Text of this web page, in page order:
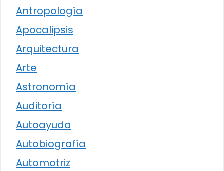
Antropología
Apocalipsis
Arquitectura
Arte
Astronomía
Auditoría
Autoayuda
Autobiografía
Automotriz